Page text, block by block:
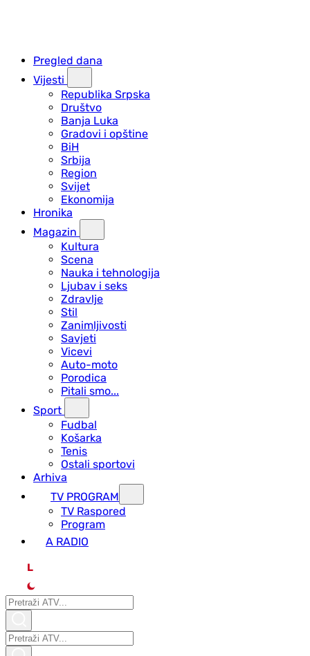
Pregled dana
Vijesti
Republika Srpska
Društvo
Banja Luka
Gradovi i opštine
BiH
Srbija
Region
Svijet
Ekonomija
Hronika
Magazin
Kultura
Scena
Nauka i tehnologija
Ljubav i seks
Zdravlje
Stil
Zanimljivosti
Savjeti
Vicevi
Auto-moto
Porodica
Pitali smo...
Sport
Fudbal
Košarka
Tenis
Ostali sportovi
Arhiva
TV PROGRAM
ТV Raspored
Program
A RADIO
L